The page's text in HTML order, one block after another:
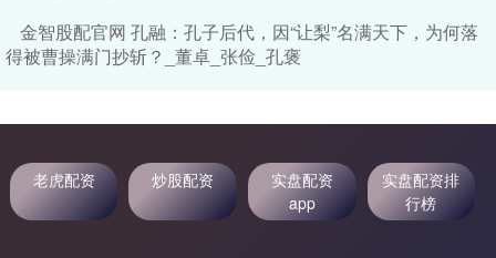
金智股配官网 孔融：孔子后代，因“让梨”名满天下，为何落
得被曹操满门抄斩？_董卓_张俭_孔褒
老虎配资 炒股配资
实盘配资
app
实盘配资排
行榜